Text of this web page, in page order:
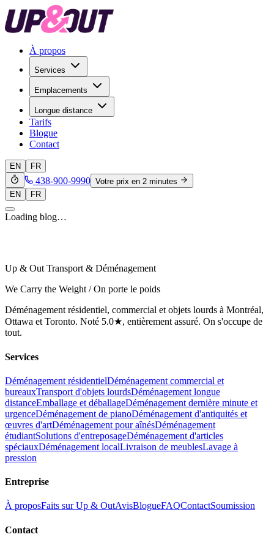
À propos
Services
Emplacements
Longue distance
Tarifs
Blogue
Contact
EN FR
438-900-9990 Votre prix en 2 minutes
EN
FR
Loading blog…
Up & Out Transport & Déménagement
We Carry the Weight / On porte le poids
Déménagement résidentiel, commercial et objets lourds à Montréal,
Ottawa et Toronto. Noté 5.0★, entièrement assuré. On s'occupe de
tout.
Services
Déménagement résidentielDéménagement commercial et
bureauxTransport d'objets lourdsDéménagement longue
distanceEmballage et déballageDéménagement dernière minute et
urgenceDéménagement de pianoDéménagement d'antiquités et
œuvres d'artDéménagement pour aînésDéménagement
étudiantSolutions d'entreposageDéménagement d'articles
spéciauxDéménagement localLivraison de meublesLavage à
pression
Entreprise
À proposFaits sur Up & OutAvisBlogueFAQContactSoumission
Contact